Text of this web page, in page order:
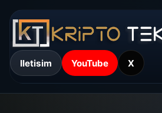
Iletisim YouTube X